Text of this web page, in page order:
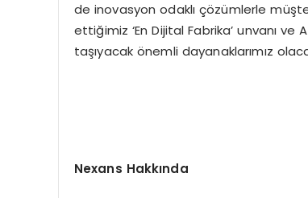
de inovasyon odaklı çözümlerle
ettiğimiz ‘En Dijital Fabrika’ unvanı ve
taşıyacak önemli dayanaklarımız
Nexans Hakkında